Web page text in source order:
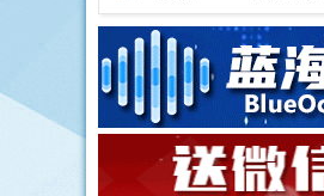
Bl » › ›